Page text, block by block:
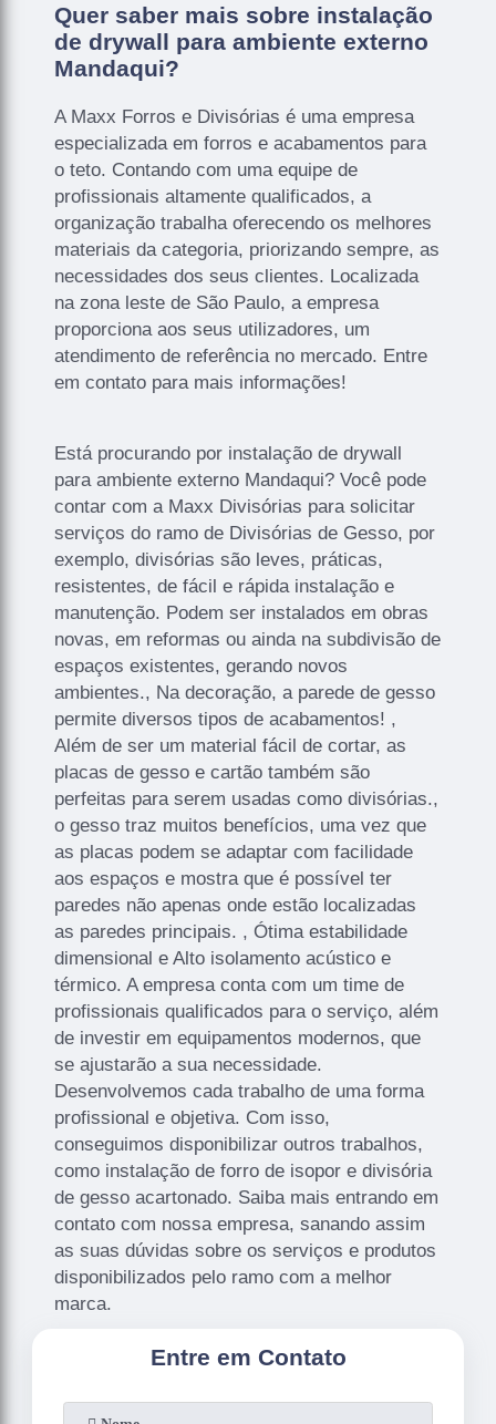
Quer saber mais sobre instalação
de drywall para ambiente externo
Mandaqui?
A Maxx Forros e Divisórias é uma empresa
especializada em forros e acabamentos para
o teto. Contando com uma equipe de
profissionais altamente qualificados, a
organização trabalha oferecendo os melhores
materiais da categoria, priorizando sempre, as
necessidades dos seus clientes. Localizada
na zona leste de São Paulo, a empresa
proporciona aos seus utilizadores, um
atendimento de referência no mercado. Entre
em contato para mais informações!
Está procurando por instalação de drywall
para ambiente externo Mandaqui? Você pode
contar com a Maxx Divisórias para solicitar
serviços do ramo de Divisórias de Gesso, por
exemplo, divisórias são leves, práticas,
resistentes, de fácil e rápida instalação e
manutenção. Podem ser instalados em obras
novas, em reformas ou ainda na subdivisão de
espaços existentes, gerando novos
ambientes., Na decoração, a parede de gesso
permite diversos tipos de acabamentos! ,
Além de ser um material fácil de cortar, as
placas de gesso e cartão também são
perfeitas para serem usadas como divisórias.,
o gesso traz muitos benefícios, uma vez que
as placas podem se adaptar com facilidade
aos espaços e mostra que é possível ter
paredes não apenas onde estão localizadas
as paredes principais. , Ótima estabilidade
dimensional e Alto isolamento acústico e
térmico. A empresa conta com um time de
profissionais qualificados para o serviço, além
de investir em equipamentos modernos, que
se ajustarão a sua necessidade.
Desenvolvemos cada trabalho de uma forma
profissional e objetiva. Com isso,
conseguimos disponibilizar outros trabalhos,
como instalação de forro de isopor e divisória
de gesso acartonado. Saiba mais entrando em
contato com nossa empresa, sanando assim
as suas dúvidas sobre os serviços e produtos
disponibilizados pelo ramo com a melhor
marca.
Entre em Contato